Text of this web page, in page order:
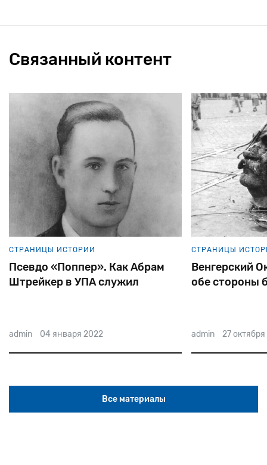
Связанный контент
СТРАНИЦЫ ИСТОРИИ
Псевдо «Поппер». Как Абрам
Штрейкер в УПА служил
admin 04 января 2022
СТРАНИЦЫ
Венгерский
обе стороны
admin 27
Все материалы